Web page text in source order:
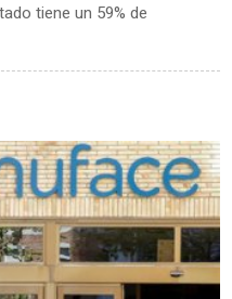
tiene un 59% de